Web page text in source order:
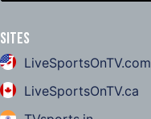
Sites
LiveSportsOnTV.com
LiveSportsOnTV.ca